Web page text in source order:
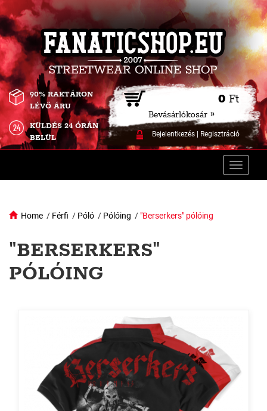
0 Ft
Bevásárlókosár »
Bejelentkezés| Regisztráció
90% RAKTÁRON
LÉVŐ ÁRU
KÜLDÉS 24 ÓRÁN
BELÜL
Toggle
Home / Férfi / Póló / Pólóing / "Berserkers" pólóing
"BERSERKERS"
PÓLÓING